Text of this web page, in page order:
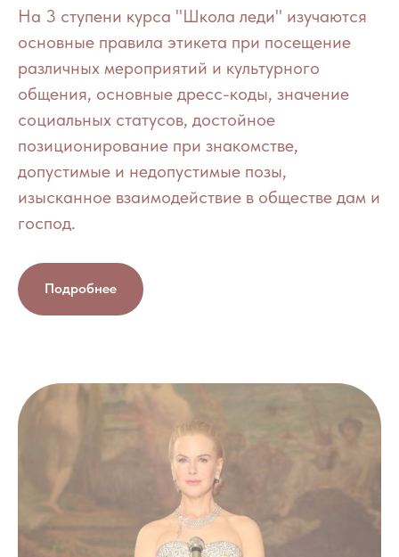
На 3 ступени курса "Школа леди" изучаются
основные правила этикета при посещение
различных мероприятий и культурного
общения, основные дресс-коды, значение
социальных статусов, достойное
позиционирование при знакомстве,
допустимые и недопустимые позы,
изысканное взаимодействие в обществе дам и
господ.
Подробнее